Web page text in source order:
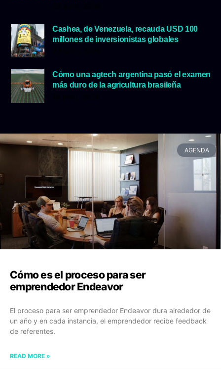
Cashea, de Venezuela, recauda USD 100
millones de inversionistas globales
Cómo una agtech argentina pasó el examen
más duro de la agricultura brasileña
AGENDA
Cómo es el proceso para ser
emprendedor Endeavor
El proceso para ser emprendedor Endeavor dura alrededor de
un año y en cada instancia, el emprendedor recibe feedback
de referentes.
READ MORE »